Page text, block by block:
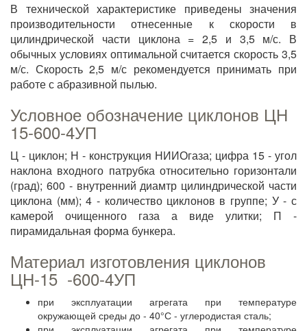
В технической характеристике приведены значения
производительности отнесенные к скорости в
цилиндрической части циклона = 2,5 и 3,5 м/с. В
обычных условиях оптимальной считается скорость 3,5
м/с. Скорость 2,5 м/с рекомендуется принимать при
работе с абразивной пылью.
Условное обозначение циклонов ЦН
15-600-4УП
Ц - циклон; Н - конструкция НИИОгаза; цифра 15 - угол
наклона входного патрубка относительно горизонтали
(град); 600 - внутренний диамтр цилиндрической части
циклона (мм); 4 - количество циклонов в группе; У - с
камерой очищенного газа а виде улитки; П -
пирамидальная форма бункера.
Материал изготовления циклонов
ЦН-15 -600-4УП
при эксплуатации агрегата при температуре
окружающей среды до - 40°С - углеродистая сталь;